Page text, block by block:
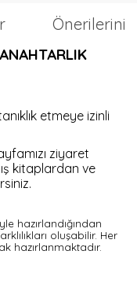
Önerileriniz
etmeye izinli
ziyaret
kitaplardan ve
hazırlandığından
oluşabilir. Her
hazırlanmaktadır.